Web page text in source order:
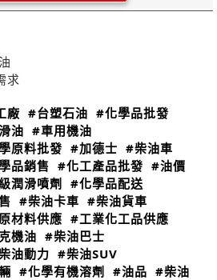
求
廠 #台塑石油 #化學品批發
油 #車用機油
原料批發 #加德士 #柴油車
品銷售 #化工產品批發 #油價
潤滑噴劑
#化學品配送
#柴油卡車 #柴油貨車
材料供應 #工業化工品供應
機油 #柴油巴士
油動力 #柴油SUV
#化學有機溶劑 #油品 #柴油